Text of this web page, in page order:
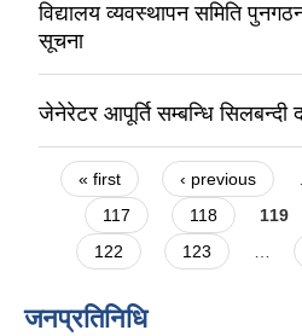
विद्यालय व्यवस्थापन समिति
सूचना
जेनेरेटर आपूर्ति सम्बन्धि सिलबन्दी
Pages
« first ‹ previous
117
118 119
122
123
जनप्रतिनिधि